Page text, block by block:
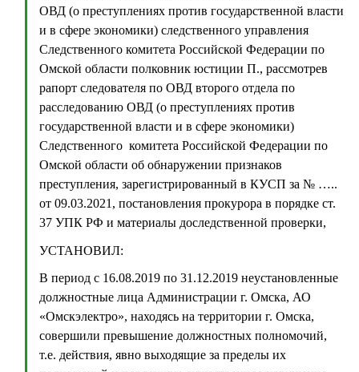
ОВД (о преступлениях против государственной власти
и в сфере экономики) следственного управления
Следственного комитета Российской Федерации по
Омской области полковник юстиции П., рассмотрев
рапорт следователя по ОВД второго отдела по
расследованию ОВД (о преступлениях против
государственной власти и в сфере экономики)
Следственного комитета Российской Федерации по
Омской области об обнаружении признаков
преступления, зарегистрированный в КУСП за № …..
от 09.03.2021, постановления прокурора в порядке ст.
37 УПК РФ и материалы доследственной проверки,
УСТАНОВИЛ:
В период с 16.08.2019 по 31.12.2019 неустановленные
должностные лица Администрации г. Омска, АО
«Омскэлектро», находясь на территории г. Омска,
совершили превышение должностных полномочий,
т.е. действия, явно выходящие за пределы их